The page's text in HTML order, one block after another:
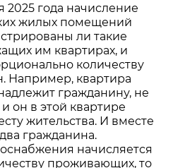
2025 года начисление
жилых помещений
ли такие
им квартирах, и
количеству
Например, квартира
гражданину, не
он в этой квартире
жительства. И вместе
гражданина.
начисляется
проживающих, то